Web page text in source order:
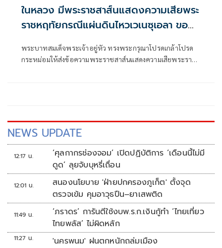
ในหลวง มีพระราชสาส์นแสดงความเสียพระ
ราชหฤทัยกรณีแผ่นดินไหวเวเนซุเอลา ขอ
ให้การสูญเสียชีวิตยุติโดยเร็ว
พระบาทสมเด็จพระเจ้าอยู่หัว ทรงพระกรุณาโปรดเกล้าโปรด
กระหม่อมให้ส่งข้อความพระราชสาส์นแสดงความเสียพระราช
NEWS UPDATE
12:17 น.
‘ศุลกากรช่องจอม’ เปิดปฏิบัติการ ‘เดือนนี้ไม่มี
ดูด’ ลุยจับบุหรี่เถื่อน
12:01 น.
สนองนโยบาย 'ฝ่ายปกครองภูเก็ต' ตั้งจุด
ตรวจเข้ม คุมอาวุธปืน–ยาเสพติด
11:49 น.
‘ภราดร’ การันตีใช้งบพ.ร.ก.เงินกู้ทำ ‘ไทยเที่ยว
ไทยพลัส’ ไม่ผิดหลัก
11:27 น. 'นครพนม' ฝนตกหนักถล่มเมือง